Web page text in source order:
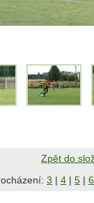
Zpět do
3 | 4 | 5 | 6